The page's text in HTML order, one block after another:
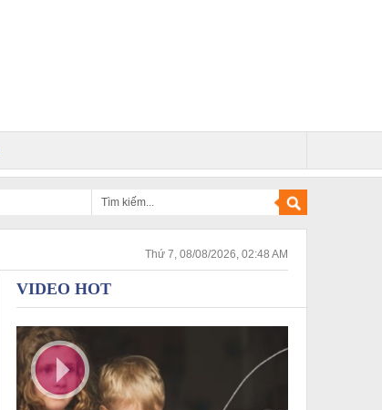
Thứ 7, 08/08/2026, 02:48 AM
VIDEO HOT